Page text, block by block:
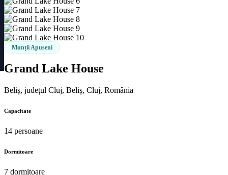
Munții Apuseni
Grand Lake House
Beliș, județul Cluj, Beliș, Cluj, România
Capacitate
14 persoane
Dormitoare
7 dormitoare